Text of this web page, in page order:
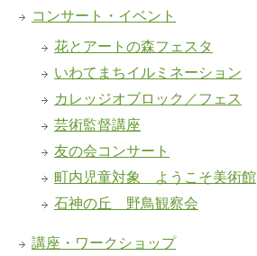
コンサート・イベント
花とアートの森フェスタ
いわてまちイルミネーション
カレッジオブロック／フェス
芸術監督講座
友の会コンサート
町内児童対象 ようこそ美術館
石神の丘 野鳥観察会
講座・ワークショップ